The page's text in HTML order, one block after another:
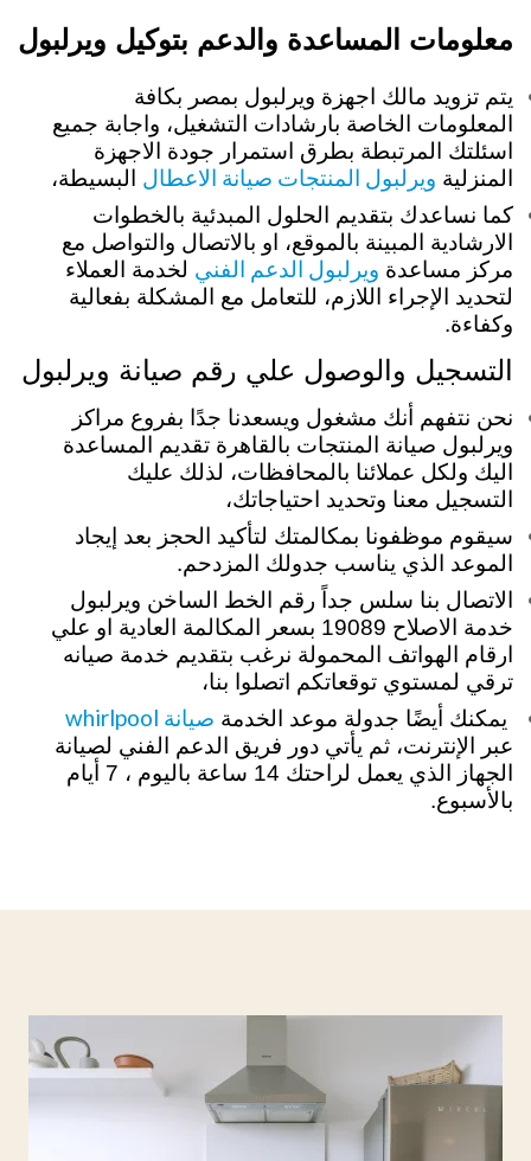
معلومات المساعدة والدعم بتوكيل ويرلبول
يتم تزويد مالك اجهزة ويرلبول بمصر بكافة
المعلومات الخاصة بارشادات التشغيل، واجابة جميع
اسئلتك المرتبطة بطرق استمرار جودة الاجهزة
المنزلية ويرلبول المنتجات صيانة الاعطال البسيطة،
كما نساعدك بتقديم الحلول المبدئية بالخطوات
الارشادية المبينة بالموقع، او بالاتصال والتواصل مع
مركز مساعدة ويرلبول الدعم الفني لخدمة العملاء
لتحديد الإجراء اللازم، للتعامل مع المشكلة بفعالية
وكفاءة.
التسجيل والوصول علي رقم صيانة ويرلبول
نحن نتفهم أنك مشغول ويسعدنا جدًا بفروع مراكز
ويرلبول صيانة المنتجات بالقاهرة تقديم المساعدة
اليك ولكل عملائنا بالمحافظات، لذلك عليك
التسجيل معنا وتحديد احتياجاتك،
سيقوم موظفونا بمكالمتك لتأكيد الحجز بعد إيجاد
الموعد الذي يناسب جدولك المزدحم.
الاتصال بنا سلس جداً رقم الخط الساخن ويرلبول
خدمة الاصلاح 19089 بسعر المكالمة العادية او علي
ارقام الهواتف المحمولة نرغب بتقديم خدمة صيانه
ترقي لمستوي توقعاتكم اتصلوا بنا،
يمكنك أيضًا جدولة موعد الخدمة صيانة whirlpool
عبر الإنترنت، ثم يأتي دور فريق الدعم الفني لصيانة
الجهاز الذي يعمل لراحتك 14 ساعة باليوم ، 7 أيام
بالأسبوع.